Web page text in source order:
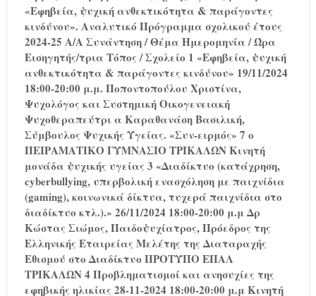
«Εφηβεία, ψυχική ανθεκτικότητα & παράγοντες
κινδύνου». Αναλυτικό Πρόγραμμα σχολικού έτους
2024-25 Α/Α Συνάντηση / Θέμα Ημερομηνία / Ώρα
Εισηγητής/τρια Τόπος / Σχολείο 1 «Εφηβεία, ψυχική
ανθεκτικότητα & παράγοντες κινδύνου» 19/11/2024
18:00-20:00 μ.μ. Ποποντοπούλου Χριστίνα,
Ψυχολόγος και Συστημική Οικογενειακή
Ψυχοθεραπεύτρι α Καραθανάση Βασιλική,
Σύμβουλος Ψυχικής Υγείας. «Συν-ειρμός» 7 ο
ΠΕΙΡΑΜΑΤΙΚΟ ΓΥΜΝΑΣΙΟ ΤΡΙΚΑΛΩΝ Κινητή
μονάδα ψυχικής υγείας 3 «Διαδίκτυο (κατάχρηση,
cyberbullying, υπερβολική ενασχόληση με παιχνίδια
(gaming), κοινωνικά δίκτυα, τυχερά παιχνίδια στο
διαδίκτυο κτλ.).» 26/11/2024 18:00-20:00 μ.μ Δρ
Κώστας Σιώμος, Παιδοψυχίατρος, Πρόεδρος της
Ελληνικής Εταιρείας Μελέτης της Διαταραχής
Εθισμού στο Διαδίκτυο ΠΡΟΤΥΠΟ ΕΠΑΛ
ΤΡΙΚΑΛΩΝ 4 Προβληματισμοί και ανησυχίες της
εφηβικής ηλικίας 28-11-2024 18:00-20:00 μ.μ Κινητή